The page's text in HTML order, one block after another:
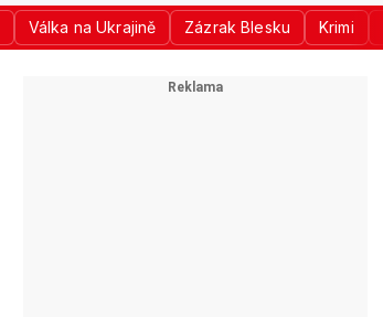
Válka na Ukrajině Zázrak Blesku Krimi